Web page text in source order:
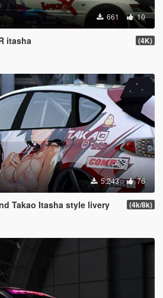
661 10
itasha (4K)
5.243 76
Takao Itasha style livery (4k/8k)